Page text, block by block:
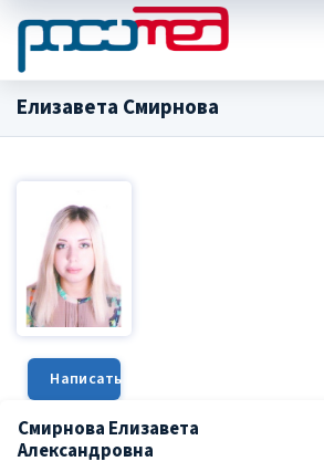
Елизавета Смирнова
Написать сообщение
Смирнова Елизавета
Александровна